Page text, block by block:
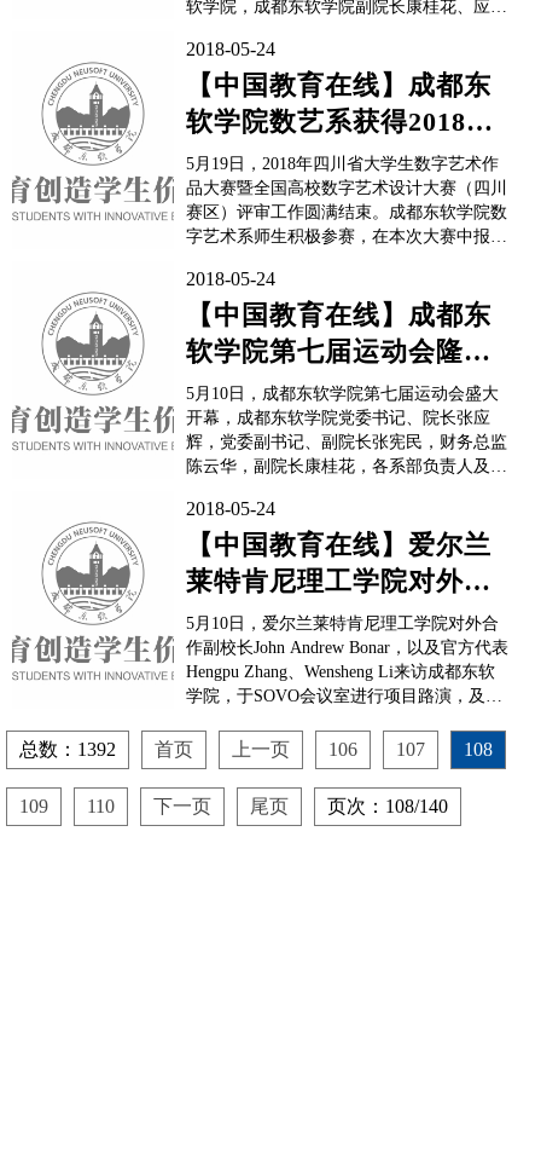
软学院，成都东软学院副院长康桂花、应用
接待了来宾。双方于成都东软学院第一会议
室进行了校企合作签约暨授牌仪式。仪式由
应用外语系副主任张建华主持。 首先，
廖代铭就廖氏外语学校...
2018-05-24
【中国教育在线】成都东
软学院数艺系获得2018四
川大学生数字艺术作品大
赛暨第...
5月19日，2018年四川省大学生数字艺术作
品大赛暨全国高校数字艺术设计大赛（四川
赛区）评审工作圆满结束。成都东软学院数
字艺术系师生积极参赛，在本次大赛中报送
加省赛作品86件，包括平面海报类25件，产
品设计类49件，视频短片类12件。并成功斩
获4项一等奖、7项二等奖、11项三等奖、3
项...
2018-05-24
【中国教育在线】成都东
软学院第七届运动会隆重
举行
5月10日，成都东软学院第七届运动会盛大
开幕，成都东软学院党委书记、院长张应
辉，党委副书记、副院长张宪民，财务总监
陈云华，副院长康桂花，各系部负责人及师
软学院副院长康桂花主持。成都东软学院党
委副书记、副院长张宪民为本届运动会致开
幕词。他首先对本届运动会的隆重开幕表示
祝贺并向全体师生和工作...
2018-05-24
【中国教育在线】爱尔兰
莱特肯尼理工学院对外合
作副校长John Andrew
Bo...
5月10日，爱尔兰莱特肯尼理工学院对外合
作副校长John Andrew Bonar，以及官方代表
Hengpu Zhang、Wensheng Li来访成都东软
学院，于SOVO会议室进行项目路演，及
学院副院长刘宏等相关部门负责人接待了来
宾。成都东软学院大学生创业中心（简称
SOVO）是学院大学生自主创建企业，自主
运营的...
总数：1392 首页 上一页 106 107 108
109 110 下一页 尾页 页次：108/140